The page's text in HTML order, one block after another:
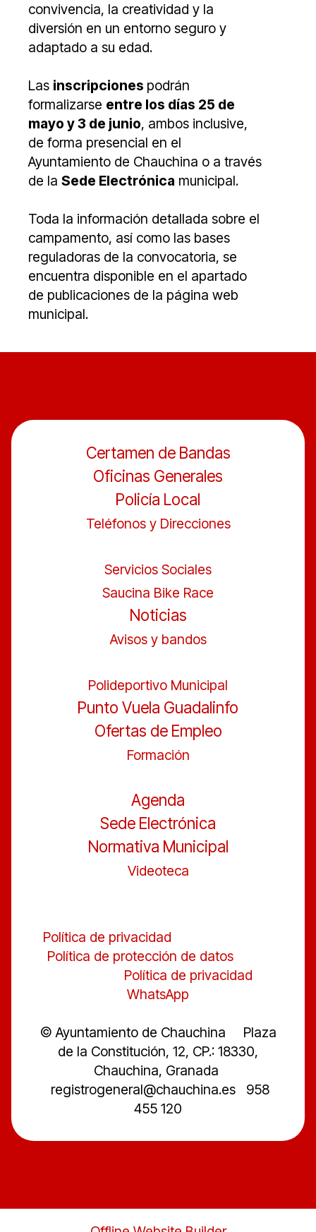
convivencia, la creatividad y la
diversión en un entorno seguro y
adaptado a su edad.
Las inscripciones podrán
formalizarse entre los días 25 de
mayo y 3 de junio, ambos inclusive,
de forma presencial en el
Ayuntamiento de Chauchina o a través
de la Sede Electrónica municipal.
Toda la información detallada sobre el
campamento, así como las bases
reguladoras de la convocatoria, se
encuentra disponible en el apartado
de publicaciones de la página web
municipal.
Certamen de Bandas
Oficinas Generales
Policía Local
Teléfonos y Direcciones
Servicios Sociales
Saucina Bike Race
Noticias
Avisos y bandos
Polideportivo Municipal
Punto Vuela Guadalinfo
Ofertas de Empleo
Formación
Agenda
Sede Electrónica
Normativa Municipal
Videoteca
Política de privacidad
Política de protección de datos
Política de privacidad
WhatsApp
© Ayuntamiento de Chauchina Plaza
de la Constitución, 12, CP.: 18330,
Chauchina, Granada
registrogeneral@chauchina.es 958
455 120